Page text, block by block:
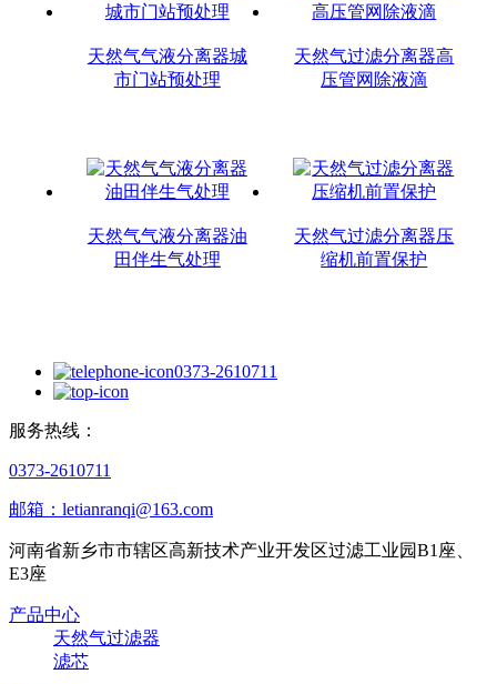
天然气气液分离器城
市门站预处理
天然气过滤分离器高
压管网除液滴
天然气气液分离器油
田伴生气处理
天然气过滤分离器压
缩机前置保护
0373-2610711
服务热线：
0373-2610711
邮箱：letianranqi@163.com
河南省新乡市市辖区高新技术产业开发区过滤工业园B1座、
E3座
产品中心
天然气过滤器
滤芯